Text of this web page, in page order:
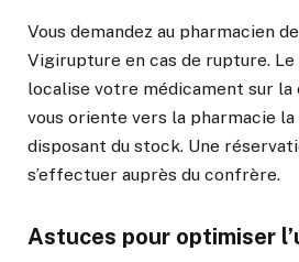
Vous demandez au pharmacien
Vigirupture en cas de rupture.
localise votre médicament sur
vous oriente vers la pharmacie
disposant du stock. Une
s’effectuer auprès du confrère.
Astuces pour optimiser